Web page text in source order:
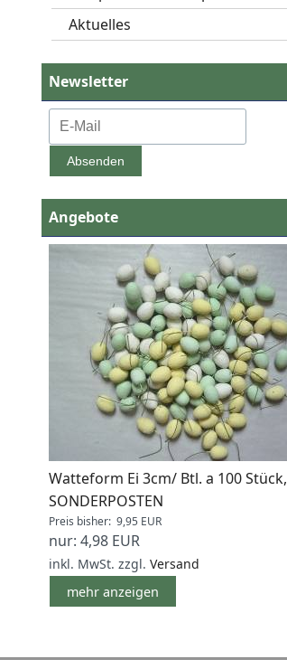
Aktuelles
Newsletter
Angebote
Watteform Ei 3cm/ Btl. a 100 Stück,
SONDERPOSTEN
Preis bisher: 9,95 EUR
nur: 4,98 EUR
inkl. MwSt. zzgl. Versand
mehr anzeigen